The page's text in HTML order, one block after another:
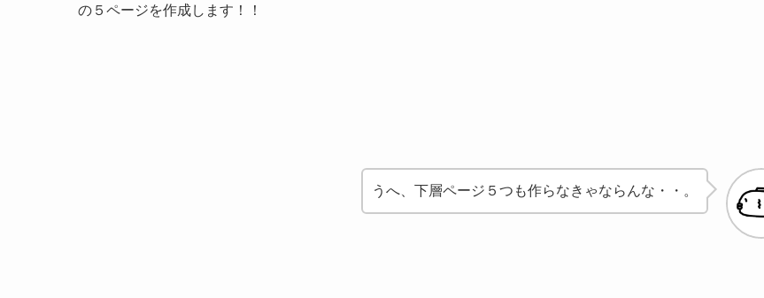
の５ページを作成します！！
うへ、下層ページ５つも作らなきゃならんな・・。